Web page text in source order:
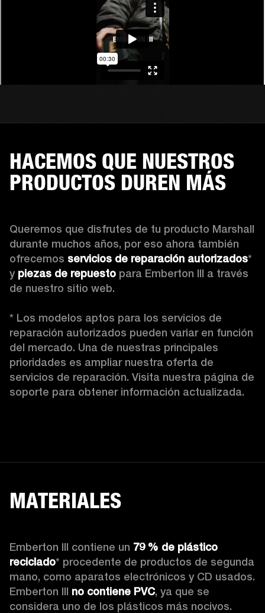
HACEMOS QUE NUESTROS
PRODUCTOS DUREN MÁS
Queremos que disfrutes de tu producto Marshall
durante muchos años, por eso ahora también
ofrecemos servicios de reparación autorizados*
y piezas de repuesto para Emberton III a través
de nuestro sitio web.
* Los modelos aptos para los servicios de
reparación autorizados pueden variar en función
del mercado. Una de nuestras principales
prioridades es ampliar nuestra oferta de
servicios de reparación. Visita nuestra página de
soporte para obtener información actualizada.
MATERIALES
Emberton III contiene un 79 % de plástico
reciclado* procedente de productos de segunda
mano, como aparatos electrónicos y CD usados.
Emberton III no contiene PVC, ya que se
considera uno de los plásticos más nocivos.